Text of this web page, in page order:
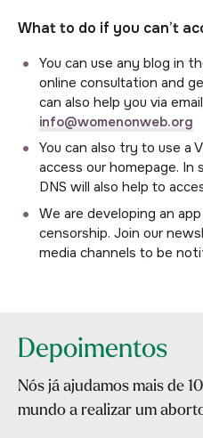
What to do if you can’t
You can use any blog in
online consultation and
can also help you via
info@womenonweb.org
You can also try to use a
access our homepage. In
DNS will also help to
We are developing an
censorship. Join our
media channels to be
Depoimentos
Nós já ajudamos mais de
mundo a realizar um